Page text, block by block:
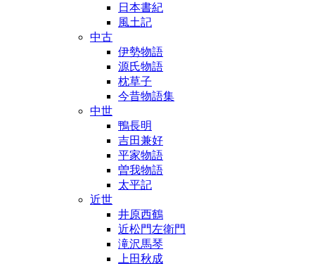
日本書紀
風土記
中古
伊勢物語
源氏物語
枕草子
今昔物語集
中世
鴨長明
吉田兼好
平家物語
曽我物語
太平記
近世
井原西鶴
近松門左衛門
滝沢馬琴
上田秋成